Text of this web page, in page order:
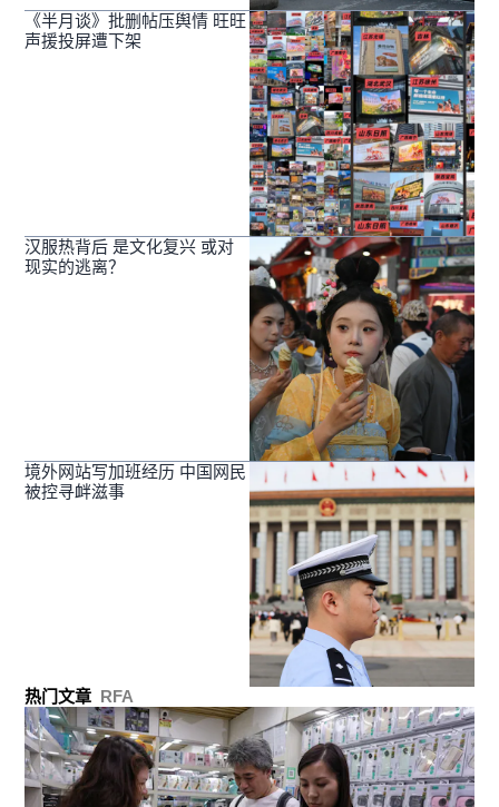
《半月谈》批删帖压舆情 旺旺
声援投屏遭下架
汉服热背后 是文化复兴 或对
现实的逃离？
境外网站写加班经历 中国网民
被控寻衅滋事
热门文章 RFA